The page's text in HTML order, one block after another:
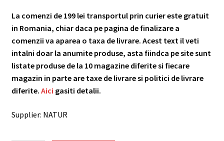
La comenzi de 199 lei transportul prin curier este gratuit
in Romania, chiar daca pe pagina de finalizare a
comenzii va aparea o taxa de livrare. Acest text il veti
intalni doar la anumite produse, asta fiindca pe site sunt
listate produse de la 10 magazine diferite si fiecare
magazin in parte are taxe de livrare si politici de livrare
diferite. Aici gasiti detalii.
Supplier: NATUR